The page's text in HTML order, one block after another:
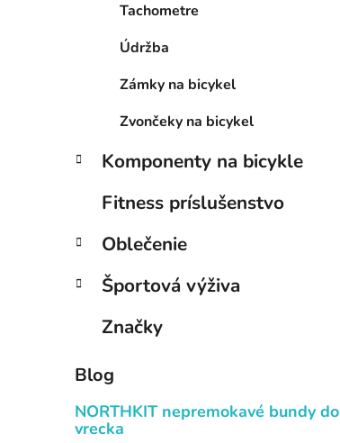
Tachometre
Údržba
Zámky na bicykel
Zvončeky na bicykel
Komponenty na bicykle
Fitness príslušenstvo
Oblečenie
Športová výživa
Značky
Blog
NORTHKIT nepremokavé bundy do
vrecka